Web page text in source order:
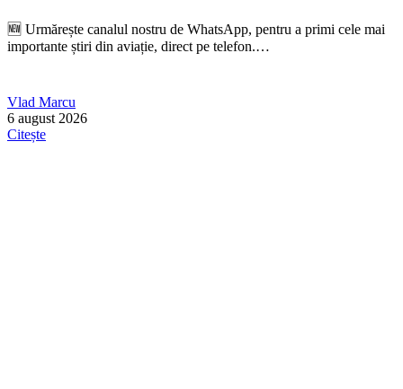
🆕 Urmărește canalul nostru de WhatsApp, pentru a primi cele mai
importante știri din aviație, direct pe telefon.…
Vlad Marcu
6 august 2026
Citește